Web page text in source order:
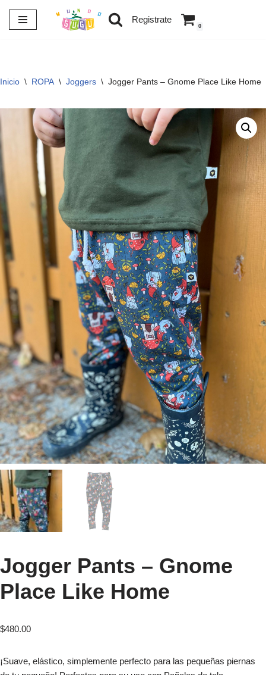
Saltar
Registrate
0
Inicio \ ROPA \ Joggers \ Jogger Pants – Gnome Place Like Home
Jogger Pants – Gnome
Place Like Home
$480.00
¡Suave, elástico, simplemente perfecto para las pequeñas piernas